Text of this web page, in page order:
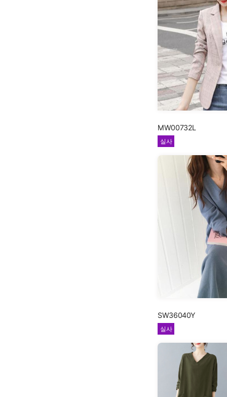
MW00732L
실사
SW36040Y
실사